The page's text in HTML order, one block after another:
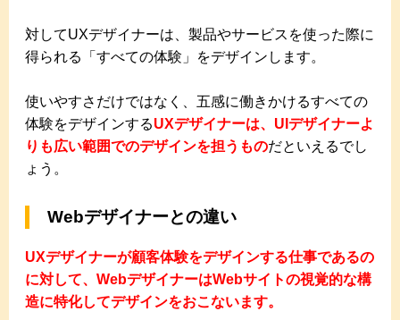
対してUXデザイナーは、製品やサービスを使った際に
得られる「すべての体験」をデザインします。
使いやすさだけではなく、五感に働きかけるすべての
体験をデザインするUXデザイナーは、UIデザイナーよ
りも広い範囲でのデザインを担うものだといえるでし
ょう。
Webデザイナーとの違い
UXデザイナーが顧客体験をデザインする仕事であるの
に対して、WebデザイナーはWebサイトの視覚的な構
造に特化してデザインをおこないます。